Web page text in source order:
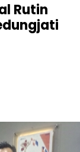
Rutin